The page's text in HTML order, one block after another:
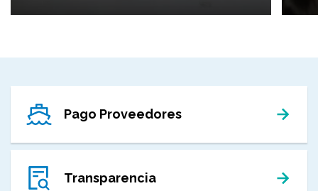
Pago Proveedores
Transparencia